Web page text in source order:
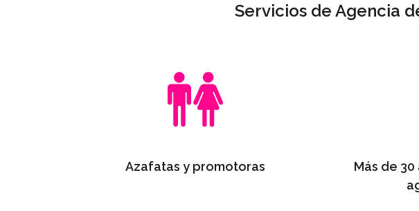
Servicios de Agencia
Azafatas y promotoras
Más de